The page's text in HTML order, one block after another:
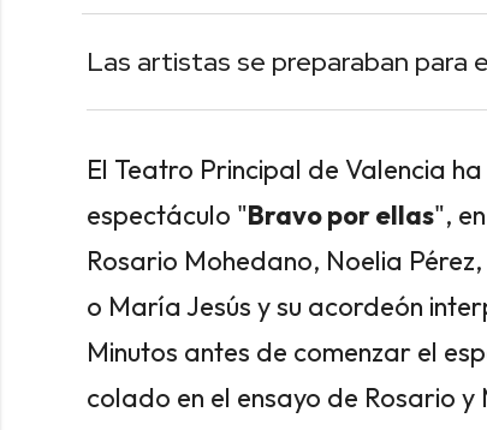
Las artistas se preparaban para
El Teatro Principal de Valencia
espectáculo "Bravo por ellas",
Rosario Mohedano, Noelia
o María Jesús y su acordeón
Minutos antes de comenzar el
colado en el ensayo de Rosario